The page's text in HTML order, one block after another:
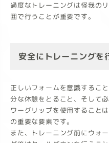
過度なトレーニングは怪我の
囲で行うことが重要です。
安全にトレーニングを
正しいフォームを意識するこ
分な休憩をとること、そして
ワーグリップを使用すること
の重要な要素です。
また、トレーニング前にウォ